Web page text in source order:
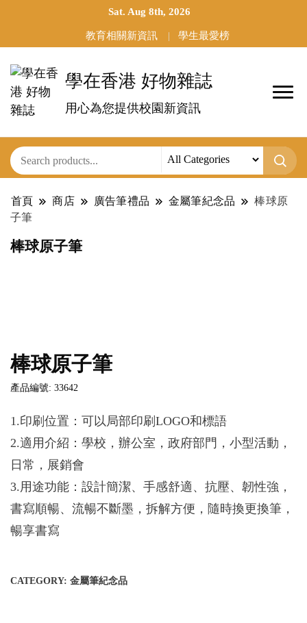
Sat. Aug 8th, 2026
教育相關新資訊 學生最愛榜
學在香港 好物雜誌
用心為您提供校園新資訊
首頁 商店 廣告筆禮品 金屬筆紀念品
棒球原
子筆
棒球原子筆
棒球原子筆
產品編號: 33642
1.印刷位置：可以局部印刷LOGO和標語
2.適用介紹：學校，辦公室，政府部門，小型活動，
日常，展銷會
3.用途功能：設計簡潔、手感舒適、抗壓、韌性強，
書寫順暢、流暢不斷墨，拆解方便，隨時換更換筆，
暢享書寫
CATEGORY: 金屬筆紀念品